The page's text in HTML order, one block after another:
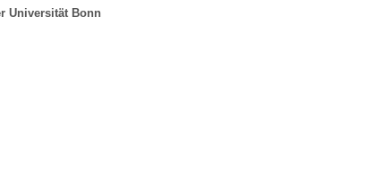
Universität Bonn